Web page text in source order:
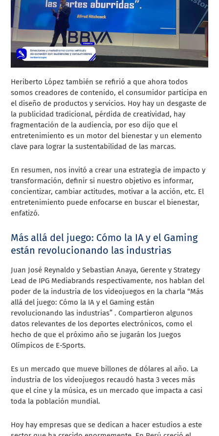
Heriberto López también se refirió a que ahora todos
somos creadores de contenido, el consumidor participa en
el diseño de productos y servicios. Hoy hay un desgaste de
la publicidad tradicional, pérdida de creatividad, hay
fragmentación de la audiencia, por eso dijo que el
entretenimiento es un motor del bienestar y un elemento
clave para lograr la sustentabilidad de las marcas.
En resumen, nos invitó a crear una estrategia de impacto y
transformación, definir si nuestro objetivo es informar,
concientizar, cambiar actitudes, motivar a la acción, etc. El
entretenimiento puede enfocarse en buscar el bienestar,
enfatizó.
Más allá del juego: Cómo la IA y el Gaming
están revolucionando las industrias
Juan José Reynaldo y Sebastian Anaya, Gerente y Strategy
Lead de IPG Mediabrands respectivamente, nos hablan del
poder de la industria de los videojuegos en la charla “Más
allá del juego: Cómo la IA y el Gaming están
revolucionando las industrias” . Compartieron algunos
datos relevantes de los deportes electrónicos, como el
hecho de que el próximo año se jugarán los Juegos
Olímpicos de E-Sports.
Es un mercado que mueve billones de dólares al año. La
industria de los videojuegos recaudó hasta 3 veces más
que el cine y la música, es un mercado que impacta a casi
toda la población mundial.
Hoy hay empresas que se dedican a hacer estudios a este